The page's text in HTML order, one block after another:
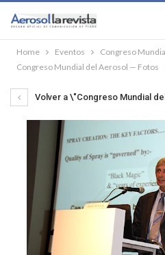
Home Eventos
Congreso
Congreso Mundial del Aerosol — Fotos
Volver a \"Congreso Mundial